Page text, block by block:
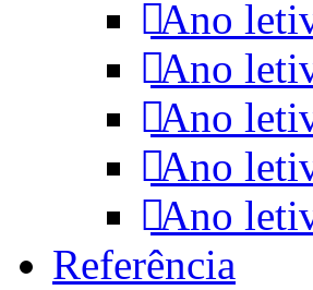
Ano
Ano
Ano
Ano
Ano
Referência